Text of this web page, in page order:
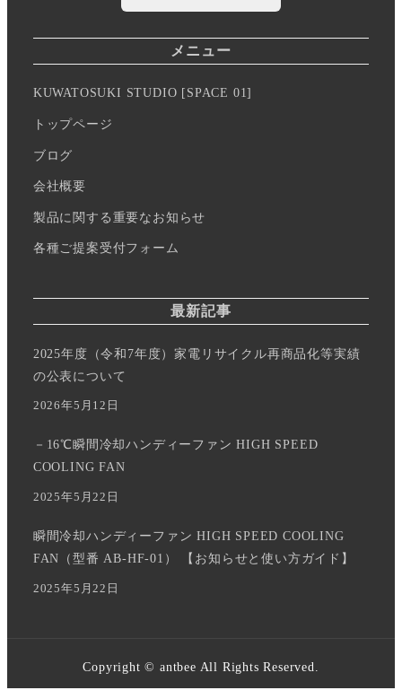
メニュー
KUWATOSUKI STUDIO [SPACE 01]
トップページ
ブログ
会社概要
製品に関する重要なお知らせ
各種ご提案受付フォーム
最新記事
2025年度（令和7年度）家電リサイクル再商品化等実績
の公表について
2026年5月12日
－16℃瞬間冷却ハンディーファン HIGH SPEED
COOLING FAN
2025年5月22日
瞬間冷却ハンディーファン HIGH SPEED COOLING
FAN（型番 AB-HF-01） 【お知らせと使い方ガイド】
2025年5月22日
Copyright © antbee All Rights Reserved.